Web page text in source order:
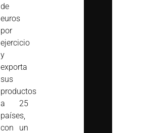
de
euros
por
ejercicio
y
exporta
sus
productos
a 25
países,
con un